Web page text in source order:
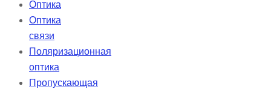
Оптика
Оптика
связи
Поляризационная
оптика
Пропускающая